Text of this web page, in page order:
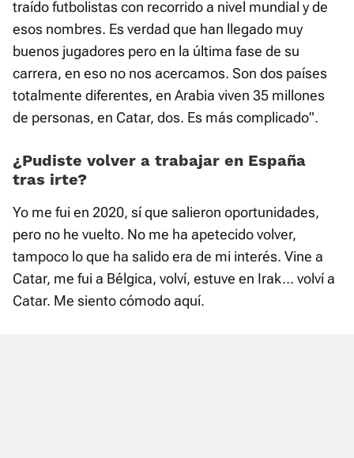
traído futbolistas con recorrido a nivel mundial y de
esos nombres. Es verdad que han llegado muy
buenos jugadores pero en la última fase de su
carrera, en eso no nos acercamos. Son dos países
totalmente diferentes, en Arabia viven 35 millones
de personas, en Catar, dos. Es más complicado".
¿Pudiste volver a trabajar en España
tras irte?
Yo me fui en 2020, sí que salieron oportunidades,
pero no he vuelto. No me ha apetecido volver,
tampoco lo que ha salido era de mi interés. Vine a
Catar, me fui a Bélgica, volví, estuve en Irak... volví a
Catar. Me siento cómodo aquí.